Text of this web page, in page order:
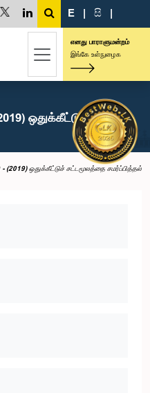
E | සි |
எனது பாராளுமன்றம்
இங்கே உள்நுழைக
ஒதுக்கீட்டுச்
(2019) ஒதுக்கீட்டுச் சட்டமூலத்தை சமர்ப்பித்தல்